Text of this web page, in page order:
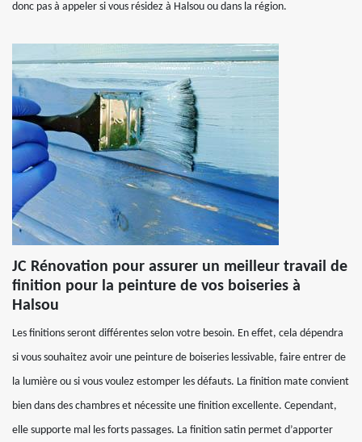
donc pas à appeler si vous résidez à Halsou ou dans la région.
JC Rénovation pour assurer un meilleur travail de
finition pour la peinture de vos boiseries à
Halsou
Les finitions seront différentes selon votre besoin. En effet, cela dépendra
si vous souhaitez avoir une peinture de boiseries lessivable, faire entrer de
la lumière ou si vous voulez estomper les défauts. La finition mate convient
bien dans des chambres et nécessite une finition excellente. Cependant,
elle supporte mal les forts passages. La finition satin permet d’apporter